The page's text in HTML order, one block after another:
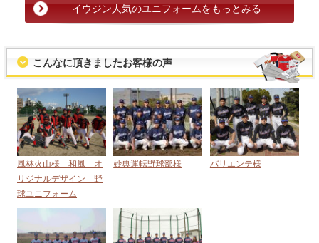
イウジン人気のユニフォームをもっとみる
こんなに頂きましたお客様の声
風林火山様 和風 オ
リジナルデザイン 野
球ユニフォーム
妙典運転野球部様 バリエンテ様